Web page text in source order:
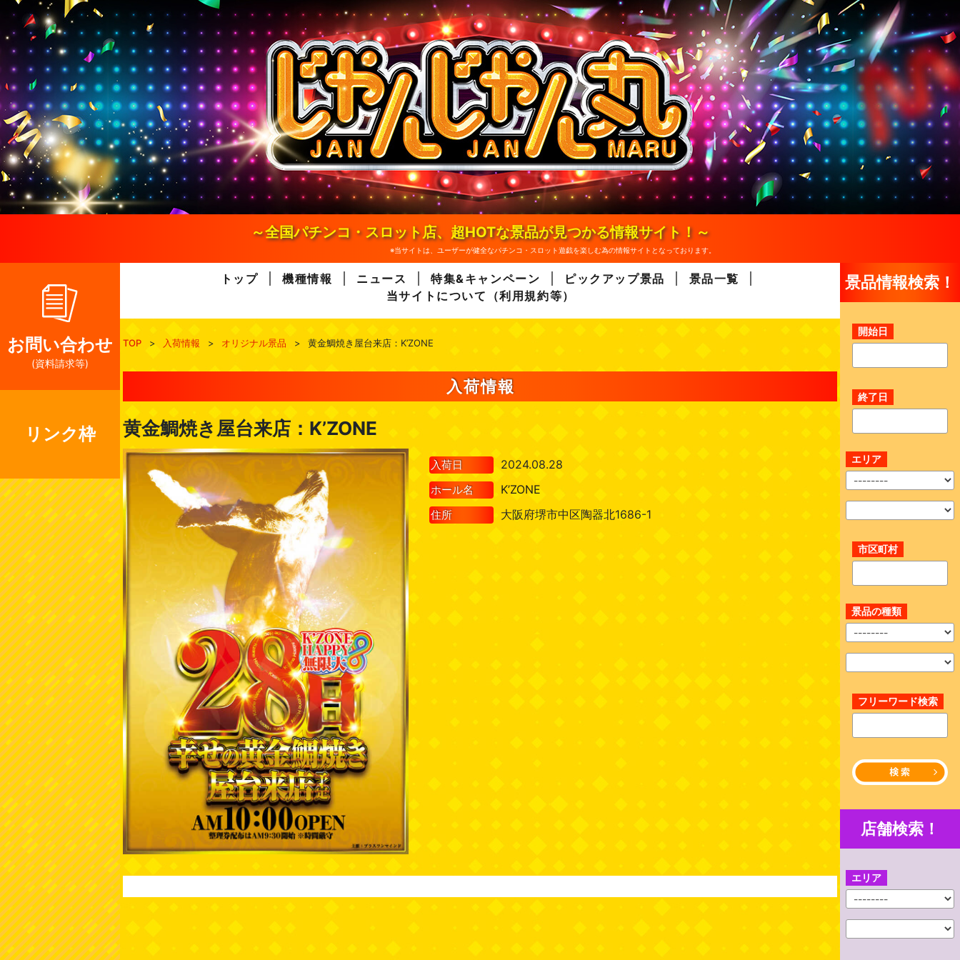
n
e
n
～全国パチンコ・スロット店、超HOTな景品が見つかる情報サイト！～
※当サイトは、ユーザーが健全なパチンコ・スロット遊戯を楽しむ為の情報サイトとなっております。
お問い合わせ
(資料請求等)
リンク枠
トップ 機種情報 ニュース 特集&キャンペーン ピックアップ景品
景品一覧
当サイトについて（利用規約等）
TOP > 入荷情報 > オリジナル景品 > 黄金鯛焼き屋台来店：K’ZONE
入荷情報
黄金鯛焼き屋台来店：K’ZONE
入荷日 2024.08.28
ホール名 K’ZONE
住所 大阪府堺市中区陶器北1686-1
景品情報検索！
開始日
終了日
エリア
市区町村
景品の種類
フリーワード検索
店舗検索！
エリア